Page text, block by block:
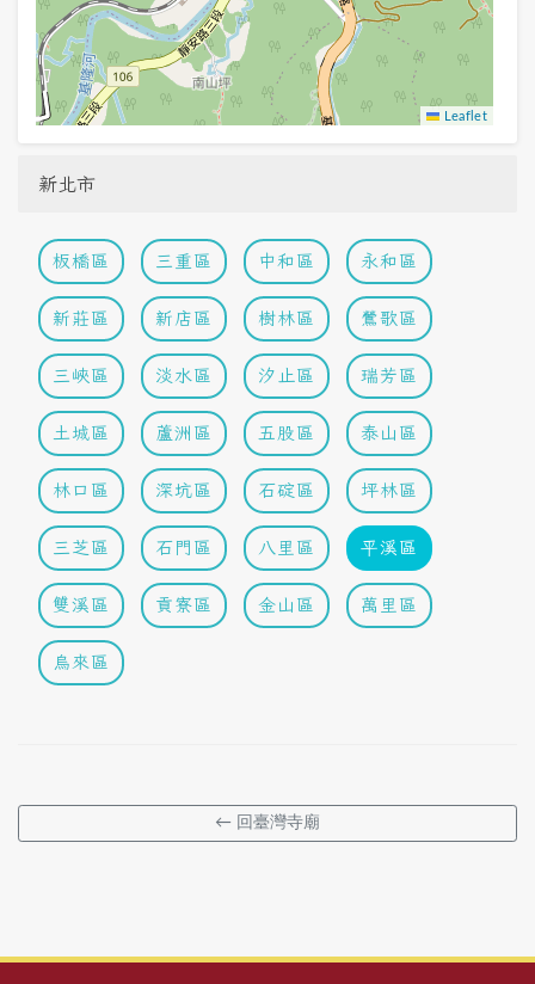
Leaflet
新北市
板橋區 三重區 中和區 永和區
新莊區 新店區 樹林區 鶯歌區
三峽區 淡水區 汐止區 瑞芳區
土城區 蘆洲區 五股區 泰山區
林口區 深坑區 石碇區 坪林區
三芝區 石門區 八里區 平溪區
雙溪區 貢寮區 金山區 萬里區
烏來區
← 回臺灣寺廟